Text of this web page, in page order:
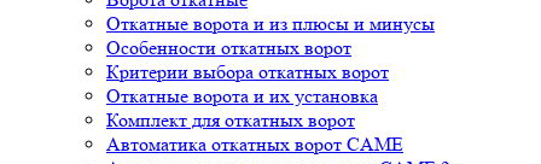
Откатные ворота и из плюсы и минусы
Особенности откатных ворот
Критерии выбора откатных ворот
Откатные ворота и их установка
Комплект для откатных ворот
Автоматика откатных ворот CAME